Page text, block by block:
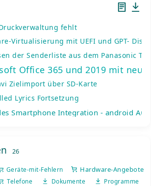
fehlt
Virtualisierung mit UEFI und GPT- Disks
der Senderliste aus dem Panasonic TV
Office 365 und 2019 mit
Zielimport über SD-Karte
Lyrics Fortsetzung
Smartphone Integration - android
26
Geräte-mit-Fehlern Hardware-Angebote
Telefone Dokumente
Programme